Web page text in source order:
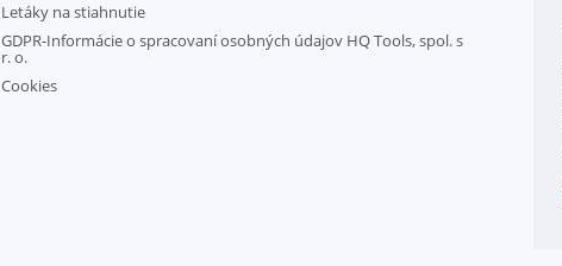
Letáky na stiahnutie
GDPR-Informácie o spracovaní osobných údajov HQ Tools, spol. s
r. o.
Cookies